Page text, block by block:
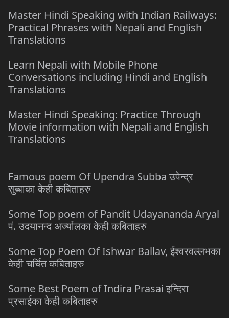
Master Hindi Speaking with Indian Railways:
Practical Phrases with Nepali and English
Translations
Learn Nepali with Mobile Phone
Conversations including Hindi and English
Translations
Master Hindi Speaking: Practice Through
Movie information with Nepali and English
Translations
Famous poem Of Upendra Subba उपेन्द्र
सुब्बाका केही कबिताहरु
Some Top poem of Pandit Udayananda Aryal
पं. उदयानन्द अर्ज्यालका केही कबिताहरु
Some Top Poem Of Ishwar Ballav, ईश्वरवल्लभका
केही चर्चित कबिताहरु
Some Best Poem of Indira Prasai इन्दिरा
प्रसाईका केही कबिताहरु